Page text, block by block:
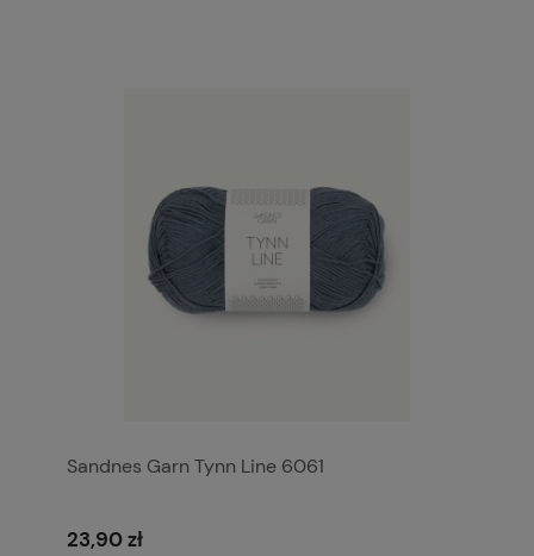
Sandnes Garn Tynn Line 6061
23,90 zł